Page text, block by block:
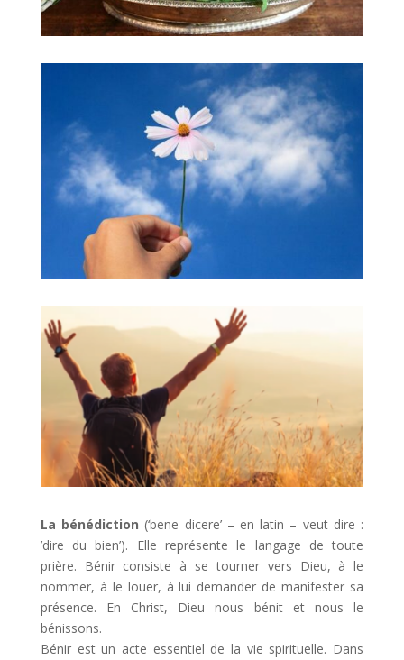
La bénédiction (‘bene dicere’ – en latin – veut dire :
’dire du bien’). Elle représente le langage de toute
prière. Bénir consiste à se tourner vers Dieu, à le
nommer, à le louer, à lui demander de manifester sa
présence. En Christ, Dieu nous bénit et nous le
bénissons.
Bénir est un acte essentiel de la vie spirituelle. Dans